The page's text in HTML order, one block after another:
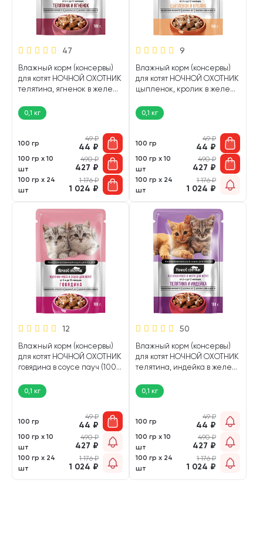
47
Влажный корм (консервы)
для котят НОЧНОЙ ОХОТНИК
телятина, ягненок в желе
0,1 кг
100 гр
49₽
44 ₽
100 гр х 10
шт
490₽
427 ₽
100 гр х 24
шт
1 176₽
1 024 ₽
9
Влажный корм (консервы)
для котят НОЧНОЙ ОХОТНИК
цыпленок, кролик в желе
0,1 кг
100 гр
49₽
44 ₽
100 гр х 10
шт
490₽
427 ₽
100 гр х 24
шт
1 176₽
1 024 ₽
12
Влажный корм (консервы)
для котят НОЧНОЙ ОХОТНИК
говядина в соусе пауч (100
0,1 кг
100 гр
49₽
44 ₽
100 гр х 10
шт
490₽
427 ₽
100 гр х 24
шт
1 176₽
1 024 ₽
50
Влажный корм (консервы)
для котят НОЧНОЙ ОХОТНИК
телятина, индейка в желе
0,1 кг
100 гр
49₽
44 ₽
100 гр х 10
шт
490₽
427 ₽
100 гр х 24
шт
1 176₽
1 024 ₽